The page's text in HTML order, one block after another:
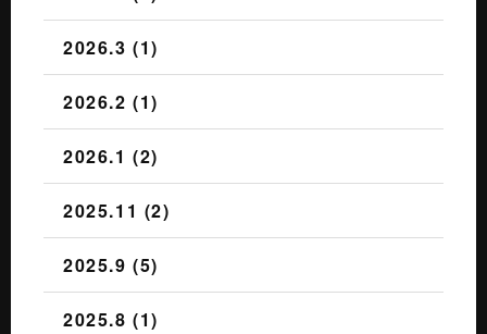
2026.3 (1)
2026.2 (1)
2026.1 (2)
2025.11 (2)
2025.9 (5)
2025.8 (1)